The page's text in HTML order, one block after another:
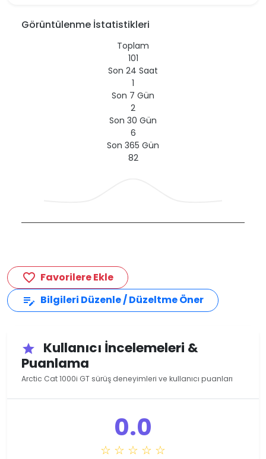
Görüntülenme İstatistikleri
Toplam
101
Son 24 Saat
1
Son 7 Gün
2
Son 30 Gün
6
Son 365 Gün
82
favorite_border Favorilere Ekle
edit_note Bilgileri Düzenle / Düzeltme Öner
star
Kullanıcı İncelemeleri &
Puanlama
Arctic Cat 1000i GT sürüş deneyimleri ve kullanıcı puanları
0.0
☆ ☆ ☆ ☆ ☆